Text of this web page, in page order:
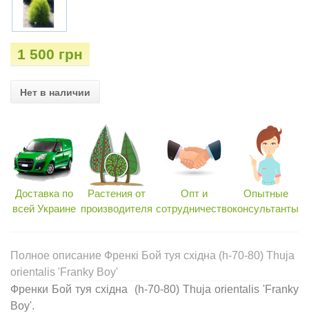
1 500 грн
Нет в наличии
Доставка по
всей Украине
Растения от
производителя
Опт и
сотрудничество
Опытные
консультанты
Полное описание Френкі Бой туя східна (h-70-80) Thuja
orientalis 'Franky Boy'
Френки Бой туя східна (h-70-80) Thuja orientalis 'Franky